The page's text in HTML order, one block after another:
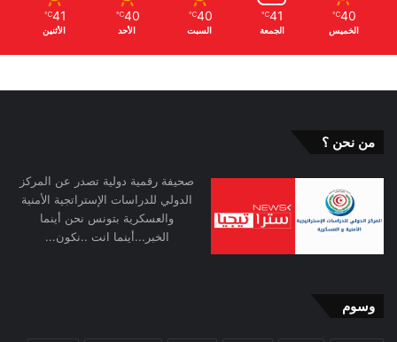
40
℃
الخميس
41
℃
الجمعة
40
℃
السبت
40
℃
الأحد
41
℃
الأثنين
من نحن ؟
صحيفة رقمية دولية تصدر عن المركز
الدولي للدراسات الإستراتجية الأمنية
والعسكرية بتونس نحن أينما
الخبر...أينما انت ..نكون...
وسوم